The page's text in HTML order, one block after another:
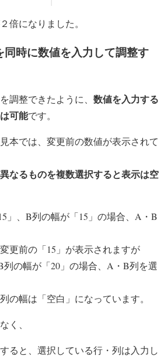
倍になりました。
同時に数値を入力して調整す
調整できたように、 数値を入力する
可能です。
本では、変更前の数値が表示されて
なるものを複数選択すると表示は空
」、B列の幅が「15」の場合、A・B
更前の「15」が表示されますが
の幅が「20」の場合、A・B列を選
の幅は「空白」になっています。
く、
ると、選択している行・列は入力し